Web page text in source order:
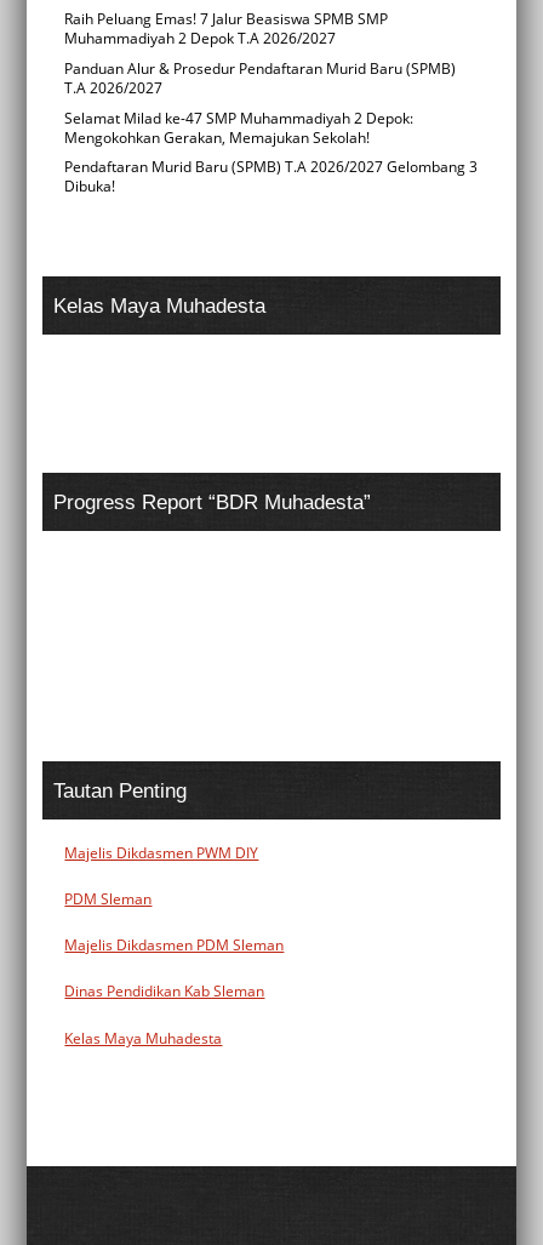
Raih Peluang Emas! 7 Jalur Beasiswa SPMB SMP
Muhammadiyah 2 Depok T.A 2026/2027
Panduan Alur & Prosedur Pendaftaran Murid Baru (SPMB)
T.A 2026/2027
Selamat Milad ke-47 SMP Muhammadiyah 2 Depok:
Mengokohkan Gerakan, Memajukan Sekolah!
Pendaftaran Murid Baru (SPMB) T.A 2026/2027 Gelombang 3
Dibuka!
Kelas Maya Muhadesta
Progress Report “BDR Muhadesta”
Tautan Penting
Majelis Dikdasmen PWM DIY
PDM Sleman
Majelis Dikdasmen PDM Sleman
Dinas Pendidikan Kab Sleman
Kelas Maya Muhadesta